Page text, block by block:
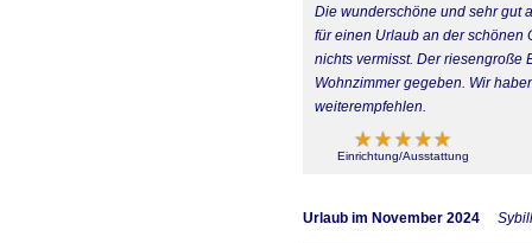
Die wunderschöne und sehr gut
für einen Urlaub an der schönen
nichts vermisst. Der riesengroße
Wohnzimmer gegeben. Wir
weiterempfehlen.
Einrichtung/Ausstattung
Urlaub im November 2024